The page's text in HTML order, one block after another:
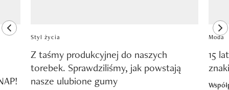
previous element
Styl życia
Z taśmy produkcyjnej do naszych
torebek. Sprawdziliśmy, jak powstają
nasze ulubione gumy
Moda
15